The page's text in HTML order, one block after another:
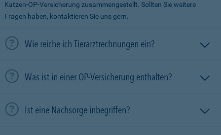
Katzen-OP-Versicherung zusammengestellt. Sollten Sie weitere
Fragen haben, kontaktieren Sie uns gern.
Wie reiche ich Tierarztrechnungen ein?
Was ist in einer OP-Versicherung enthalten?
Ist eine Nachsorge inbegriffen?